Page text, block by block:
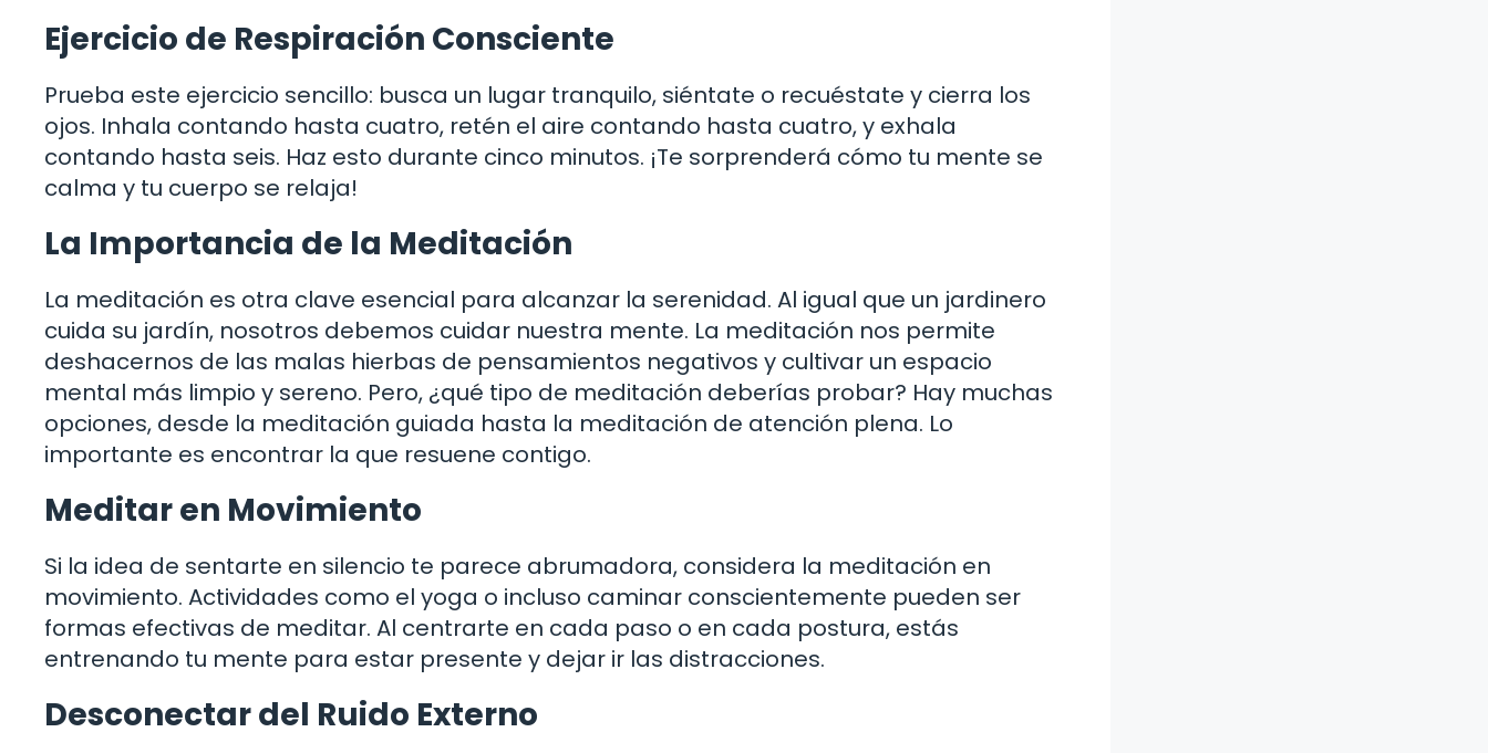
Ejercicio de Respiración Consciente
Prueba este ejercicio sencillo: busca un lugar tranquilo, siéntate o recuéstate y cierra los
ojos. Inhala contando hasta cuatro, retén el aire contando hasta cuatro, y exhala
contando hasta seis. Haz esto durante cinco minutos. ¡Te sorprenderá cómo tu mente se
calma y tu cuerpo se relaja!
La Importancia de la Meditación
La meditación es otra clave esencial para alcanzar la serenidad. Al igual que un jardinero
cuida su jardín, nosotros debemos cuidar nuestra mente. La meditación nos permite
deshacernos de las malas hierbas de pensamientos negativos y cultivar un espacio
mental más limpio y sereno. Pero, ¿qué tipo de meditación deberías probar? Hay muchas
opciones, desde la meditación guiada hasta la meditación de atención plena. Lo
importante es encontrar la que resuene contigo.
Meditar en Movimiento
Si la idea de sentarte en silencio te parece abrumadora, considera la meditación en
movimiento. Actividades como el yoga o incluso caminar conscientemente pueden ser
formas efectivas de meditar. Al centrarte en cada paso o en cada postura, estás
entrenando tu mente para estar presente y dejar ir las distracciones.
Desconectar del Ruido Externo